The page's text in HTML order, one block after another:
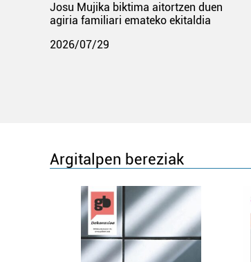
Josu Mujika biktima aitortzen duen
agiria familiari emateko ekitaldia
2026/07/29
Argitalpen bereziak